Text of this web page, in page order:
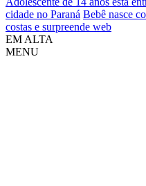
cidade no Paraná Bebê nasce
costas e surpreende web
EM ALTA
MENU